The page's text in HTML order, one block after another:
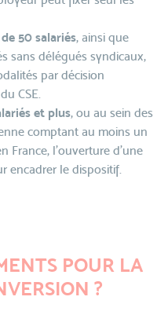
50 salariés, ainsi que
sans délégués syndicaux,
par décision
CSE.
et plus, ou au sein des
comptant au moins un
France, l’ouverture d’une
encadrer le dispositif.
POUR LA
?